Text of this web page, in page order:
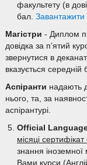
факультету (в
бал. Завантажити
Магістри - Диплом
довідка за п’ятий
звернутися в
вказується середній
Аспіранти надають
нього, та, за
аспірантурі.
Official
місяці
знання
Вами курси